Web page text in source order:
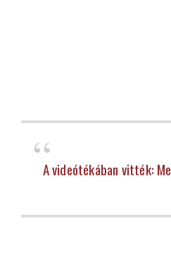
A videótékában vitték: